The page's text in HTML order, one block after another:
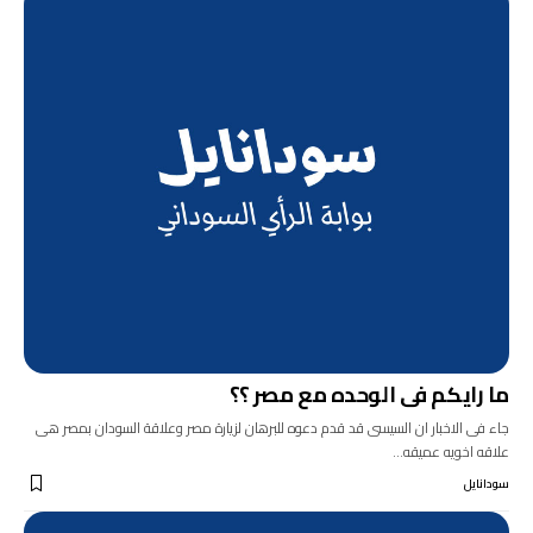
ما رايكم فى الوحده مع مصر ؟؟
جاء فى الاخبار ان السيسى قد قدم دعوه للبرهان لزيارة مصر وعلاقة السودان بمصر هى
علاقه اخويه عميقه…
سودانايل